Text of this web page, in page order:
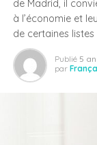
de Madrid, il
à l’économie et
de certaines
Publié 5
par